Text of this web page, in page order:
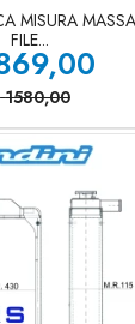
MISURA
FILE...
1580,00